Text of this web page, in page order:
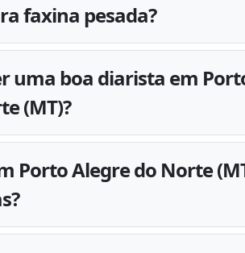
faxina pesada?
uma boa diarista em
(MT)?
Porto Alegre do Norte